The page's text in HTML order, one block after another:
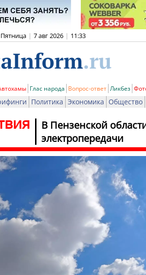
Пятница | 7 авг 2026 | 11:33
Глас народа Вопрос-ответ Ликбез
Политика Экономика Общество
В Пензенской
электропередачи